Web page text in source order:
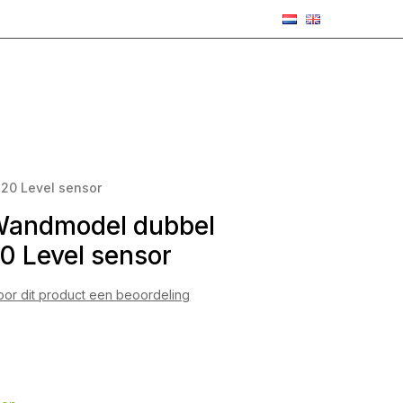
Level sensor
dubbel
Level sensor
dit product een beoordeling